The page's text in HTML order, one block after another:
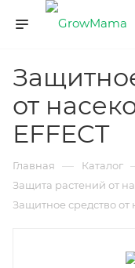
от
EFFECT
Главная — Каталог
Защита растений от
Защитное средство от